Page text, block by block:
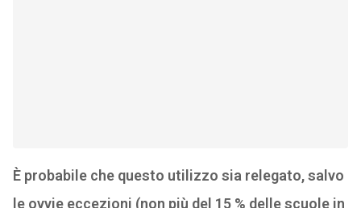
È probabile che questo utilizzo sia relegato, salvo
le ovvie eccezioni (non più del 15 % delle scuole in